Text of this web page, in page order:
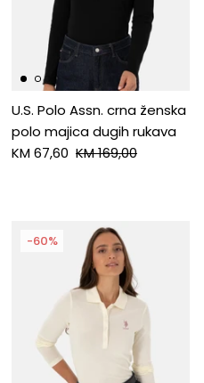
U.S. Polo Assn. crna ženska
polo majica dugih rukava
KM 67,60 KM 169,00
-60%